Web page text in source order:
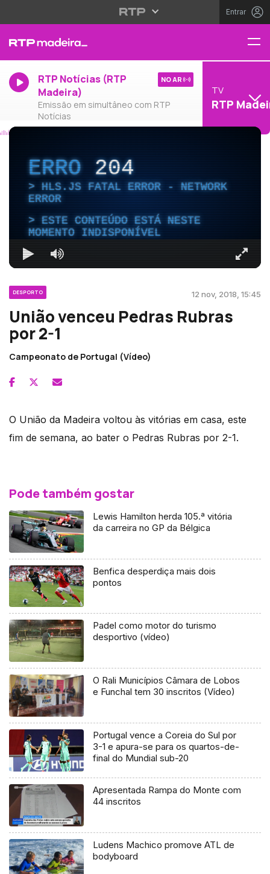
Entrar
RTP Notícias (RTP
Madeira)
Emissão em simultâneo com RTP
Notícias
NO AR
TV
RTP
ERRO204
HLS.JS FATAL ERROR - NETWORK
ERROR
ESTE CONTEÚDO ESTÁ NESTE
MOMENTO INDISPONÍVEL
DESPORTO 12 nov, 2018, 15:45
União venceu Pedras Rubras
por 2-1
Campeonato de Portugal (Vídeo)
O União da Madeira voltou às vitórias em casa, este
fim de semana, ao bater o Pedras Rubras por 2-1.
Pode também gostar
Lewis Hamilton herda 105.ª vitória
da carreira no GP da Bélgica
Benfica desperdiça mais dois
pontos
Padel como motor do turismo
desportivo (vídeo)
O Rali Municípios Câmara de Lobos
e Funchal tem 30 inscritos (Vídeo)
Portugal vence a Coreia do Sul por
3-1 e apura-se para os quartos-de-
final do Mundial sub-20
Apresentada Rampa do Monte com
44 inscritos
Ludens Machico promove ATL de
bodyboard